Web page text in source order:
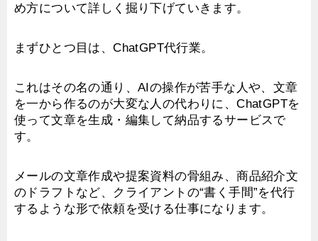
め方について詳しく掘り下げていきます。
まずひとつ目は、ChatGPT代行業。
これはその名の通り、AIの操作が苦手な人や、文章
を一から作るのが大変な人の代わりに、ChatGPTを
使って文章を生成・編集して納品するサービスで
す。
メールの文章作成や提案資料の骨組み、商品紹介文
のドラフトなど、クライアントの“書く手間”を代行
するような形で依頼を受ける仕事になります。